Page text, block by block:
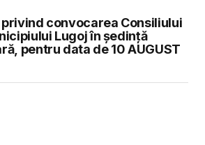
privind convocarea Consiliului
Lugoj în şedinţă
pentru data de 10 AUGUST